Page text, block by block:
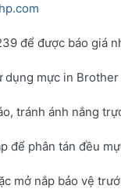
để được báo giá
dụng mực in
tránh ánh nắng
để phân tán đều
mở nắp bảo vệ